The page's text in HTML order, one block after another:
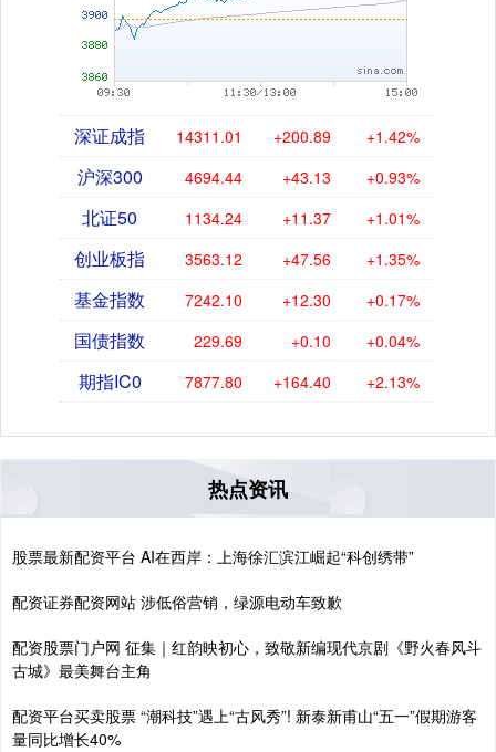
深证成指 14311.01 +200.89 +1.42%
沪深300 4694.44 +43.13 +0.93%
北证50 1134.24 +11.37 +1.01%
创业板指 3563.12 +47.56 +1.35%
基金指数 7242.10 +12.30 +0.17%
国债指数 229.69 +0.10 +0.04%
期指IC0 7877.80 +164.40 +2.13%
热点资讯
股票最新配资平台 AI在西岸：上海徐汇滨江崛起“科创绣带”
配资证券配资网站 涉低俗营销，绿源电动车致歉
配资股票门户网 征集｜红韵映初心，致敬新编现代京剧《野火春风斗
古城》最美舞台主角
配资平台买卖股票 “潮科技”遇上“古风秀”! 新泰新甫山“五一”假期游客
量同比增长40%